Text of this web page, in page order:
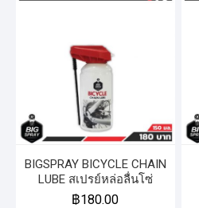
BIGSPRAY BICYCLE CHAIN
LUBE สเปรย์หล่อลื่นโซ่
จักรยาน 150 ml.
฿180.00